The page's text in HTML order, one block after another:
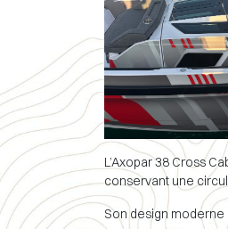
L’Axopar 38 Cross
conservant une
Son design